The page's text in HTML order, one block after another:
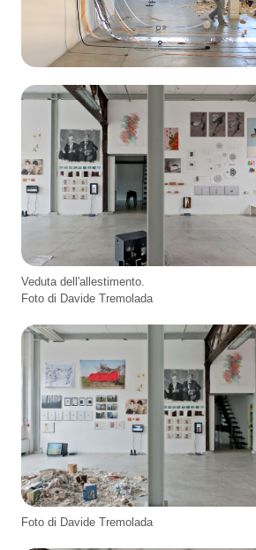
Veduta dell'allestimento.
Foto di Davide Tremolada
Foto di Davide Tremolada